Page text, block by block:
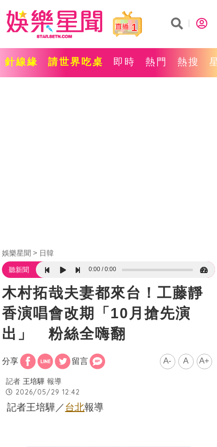
1
針線緣 請世界吃桌 即時 熱門 熱搜
娛樂星聞 日韓
聽新聞 0:00 0:00
木村拓哉夫妻都來台！工藤靜
香演唱會改期「10月搶先演
出」 粉絲全嗨翻
分享 留言 A- A A+
記者 王培驊 報導
2026/05/29 12:42
記者王培驊／台北報導